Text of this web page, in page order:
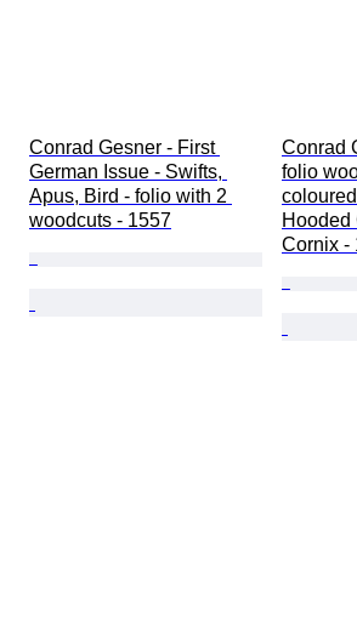
Conrad Gesner - First
German Issue - Swifts,
Apus, Bird - folio with 2
woodcuts - 1557
Conrad
folio
Hooded
Cornix -